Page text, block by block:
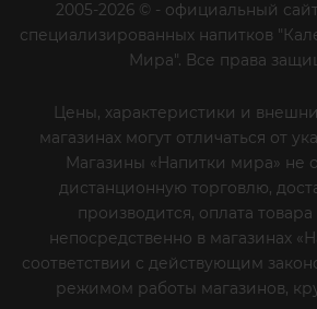
2005-2026 © - официальный
специализированных напитков
Мира". Все права
Цены, характеристики и
магазинах могут отличаться от
Магазины «Напитки мира» не
дистанционную торговлю,
производится, оплата
непосредственно в магазинах
соответствии с действующим
режимом работы магазинов,